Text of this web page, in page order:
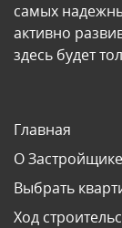
самых
активно
здесь будет
Главная
О Застройщике
Выбрать
Ход